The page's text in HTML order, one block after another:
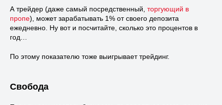
А трейдер (даже самый посредственный, торгующий в
пропе), может зарабатывать 1% от своего депозита
ежедневно. Ну вот и посчитайте, сколько это процентов в
год…
По этому показателю тоже выигрывает трейдинг.
Свобода